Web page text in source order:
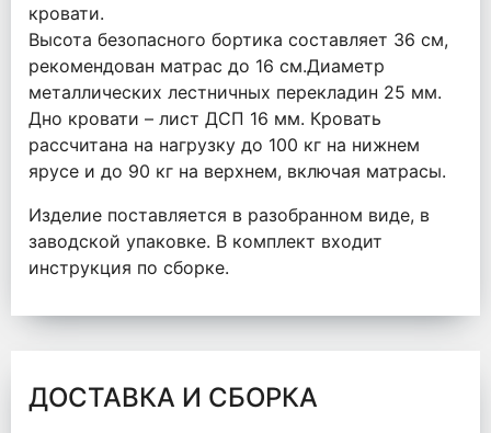
кровати.
Высота безопасного бортика составляет 36 см,
рекомендован матрас до 16 см.Диаметр
металлических лестничных перекладин 25 мм.
Дно кровати – лист ДСП 16 мм. Кровать
рассчитана на нагрузку до 100 кг на нижнем
ярусе и до 90 кг на верхнем, включая матрасы.
Изделие поставляется в разобранном виде, в
заводской упаковке. В комплект входит
инструкция по сборке.
ДОСТАВКА И СБОРКА